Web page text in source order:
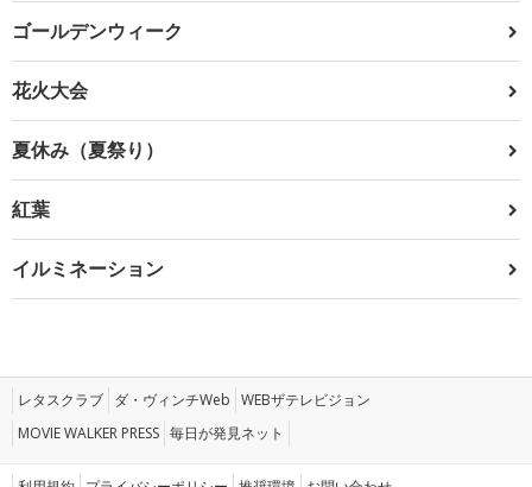
ゴールデンウィーク
花火大会
夏休み（夏祭り）
紅葉
イルミネーション
レタスクラブ ダ・ヴィンチWeb WEBザテレビジョン
MOVIE WALKER PRESS 毎日が発見ネット